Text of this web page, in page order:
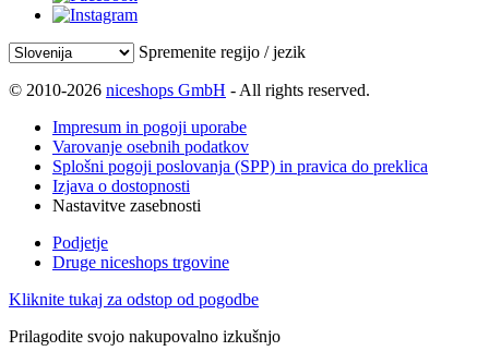
Spremenite regijo / jezik
© 2010-2026 niceshops GmbH - All rights reserved.
Impresum in pogoji uporabe
Varovanje osebnih podatkov
Splošni pogoji poslovanja (SPP) in pravica do preklica
Izjava o dostopnosti
Nastavitve zasebnosti
Podjetje
Druge niceshops trgovine
Kliknite tukaj za odstop od pogodbe
Prilagodite svojo nakupovalno izkušnjo